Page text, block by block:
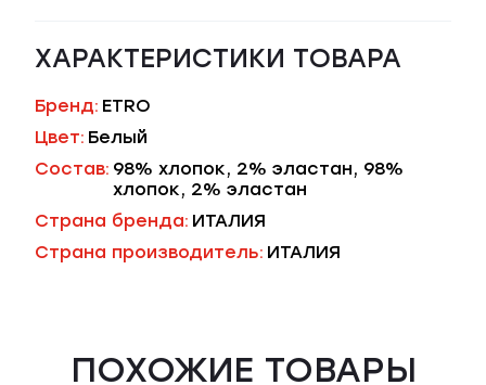
ХАРАКТЕРИСТИКИ ТОВАРА
Бренд: ETRO
Цвет: Белый
Состав: 98% хлопок, 2% эластан, 98%
хлопок, 2% эластан
Страна бренда: ИТАЛИЯ
Страна производитель: ИТАЛИЯ
ПОХОЖИЕ ТОВАРЫ